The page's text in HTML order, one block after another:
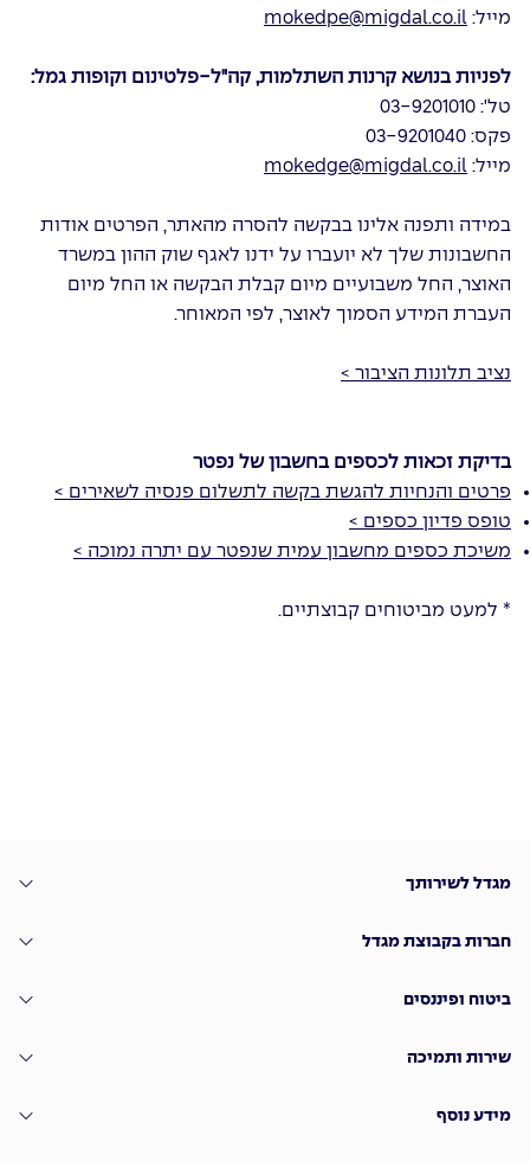
מייל: mokedpe@migdal.co.il
לפניות בנושא קרנות השתלמות, קה"ל-פלטינום וקופות גמל:
טל': 03-9201010
פקס: 03-9201040
מייל: mokedge@migdal.co.il
במידה ותפנה אלינו בבקשה להסרה מהאתר, הפרטים אודות
החשבונות שלך לא יועברו על ידנו לאגף שוק ההון במשרד
האוצר, החל משבועיים מיום קבלת הבקשה או החל מיום
העברת המידע הסמוך לאוצר, לפי המאוחר.
נציב תלונות הציבור >
בדיקת זכאות לכספים בחשבון של נפטר
פרטים והנחיות להגשת בקשה לתשלום פנסיה לשאירים >
טופס פדיון כספים >
משיכת כספים מחשבון עמית שנפטר עם יתרה נמוכה >
* למעט מביטוחים קבוצתיים.
מגדל לשירותך
חברות בקבוצת מגדל
ביטוח ופיננסים
שירות ותמיכה
מידע נוסף